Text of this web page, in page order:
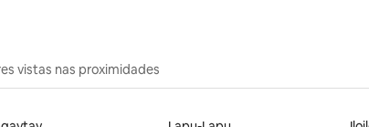
vistas nas proximidades